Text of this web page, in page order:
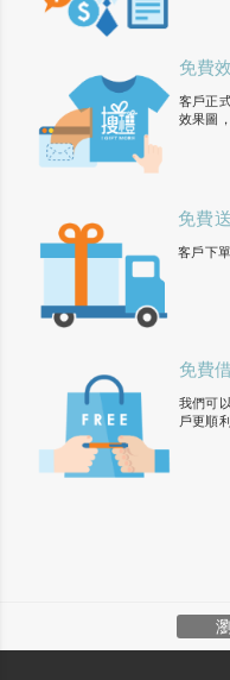
免費
客戶正
效果圖
免費
客戶下
免費
我們可
戶更順